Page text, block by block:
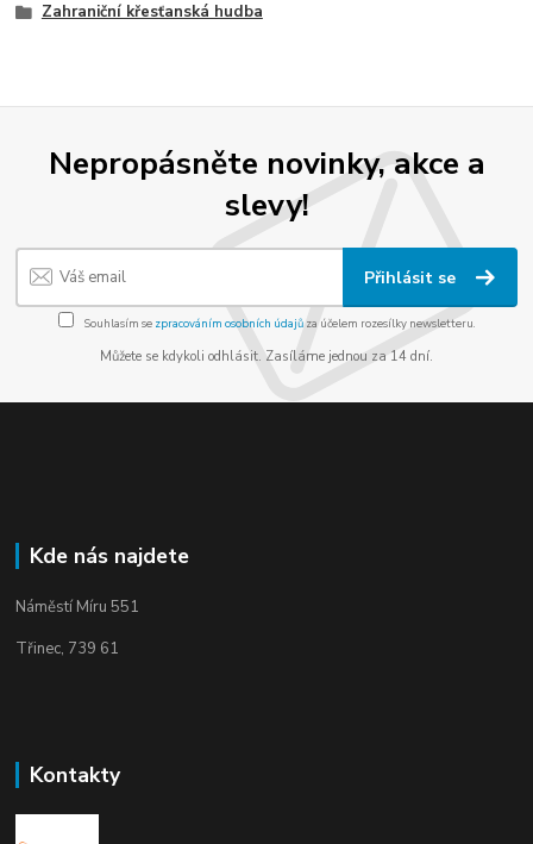
Zahraniční křesťanská hudba
Nepropásněte novinky, akce a
slevy!
Přihlásit se
Souhlasím se zpracováním osobních údajůza účelem rozesílky newsletteru.
Můžete se kdykoli odhlásit. Zasíláme jednou za 14 dní.
Kde nás najdete
Náměstí Míru 551
Třinec, 739 61
Kontakty